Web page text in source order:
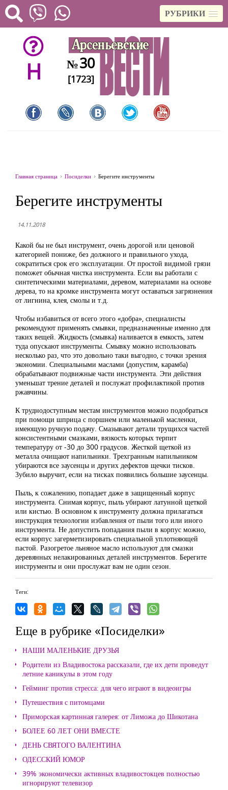
РУБРИКИ
H №30
[1723]
Главная страница Посиделки Берегите инструменты
Берегите инструменты
14.11.2018
Какой бы не был инструмент, очень дорогой или ценовой
категорией пониже, без должного и правильного ухода,
сократиться срок его эксплуатации. От простой видимой грязи
поможет обычная чистка инструмента. Если вы работали с
синтетическими материалами, деревом, материалами на основе
дерева, то на кромке инструмента могут оставаться загрязнения
от лигнина, клея, смолы и т.д.
Чтобы избавиться от всего этого «добра», специалисты
рекомендуют применять смывки, предназначенные именно для
таких вещей. Жидкость (смывка) наливается в емкость, затем
туда опускают инструменты. Смывку можно использовать
несколько раз, что это довольно таки выгодно, с точки зрения
экономии. Специальными маслами (допустим, карамба)
обрабатывают подвижные части инструмента. Эти действия
уменьшат трение деталей и послужат профилактикой против
ржавчины.
К труднодоступным местам инструментов можно подобраться
при помощи шприца с поршнем или маленькой масленки,
имеющую ручную подачу. Смазывают детали трущихся частей
консистентными смазками, вязкость которых терпит
температуру от -30 до 300 градусов. Жесткой щеткой из
металла очищают напильники. Трехгранным напильником
убираются все заусенцы и других дефектов щечки тисков.
Зубило выручит, если на тисках появились большие заусенцы.
Пыль, к сожалению, попадает даже в защищенный корпус
инструмента. Снимая корпус, пыль убирают латунной щеткой
или кистью. В основном к инструменту должна прилагаться
инструкция технологии избавления от пыли того или иного
инструмента. Не допустить попадания пыли в корпус можно,
если корпус загерметизировать специальной уплотняющей
пастой. Разогретое льняное масло используют для смазки
деревянных нелакированных деталей инструментов. Берегите
инструменты и они прослужат вам не один сезон.
Теги:
Еще в рубрике «Посиделки»
НАШИ МАЛЕНЬКИЕ ДРУЗЬЯ
Родители из Владивостока рассказали, где их дети проведут
летние каникулы в этом году
Гейминг против стресса: для чего играют в видеоигры
Путешествия с питомцами
Приморская картинная галерея: от Лиможа до Шикотана
БОЛЕЕ 60 ЛЕТ ОНИ ВМЕСТЕ
ДЕНЬ СВЯТОГО ВАЛЕНТИНА
ОДЕССКИЙ ЮМОР
39% экономически активных владивостокцев полностью
игнорируют телевизор